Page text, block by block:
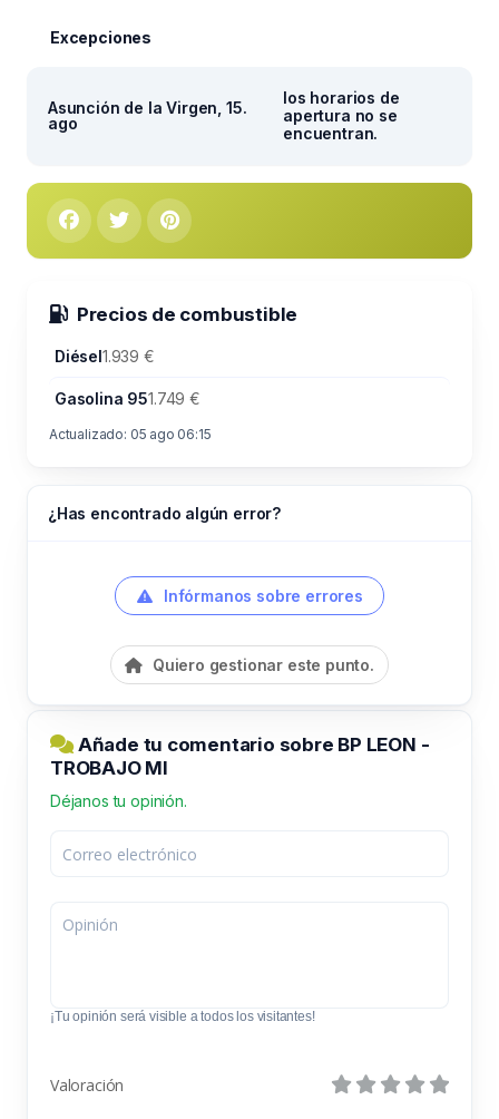
Excepciones
Asunción de la Virgen, 15.
ago
los horarios de
apertura no se
encuentran.
Precios de combustible
Diésel1.939 €
Gasolina 951.749 €
Actualizado: 05 ago 06:15
¿Has encontrado algún error?
Infórmanos sobre errores
Quiero gestionar este punto.
Añade tu comentario sobre BP LEON -
TROBAJO MI
Déjanos tu opinión.
¡Tu opinión será visible a todos los visitantes!
Valoración